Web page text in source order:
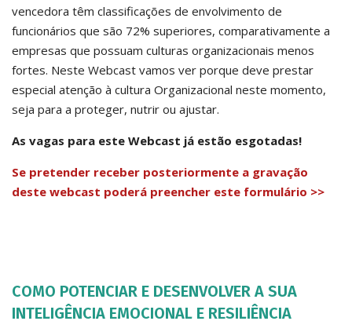
vencedora têm classificações de envolvimento de
funcionários que são 72% superiores, comparativamente a
empresas que possuam culturas organizacionais menos
fortes. Neste Webcast vamos ver porque deve prestar
especial atenção à cultura Organizacional neste momento,
seja para a proteger, nutrir ou ajustar.
As vagas para este Webcast já estão esgotadas!
Se pretender receber posteriormente a gravação
deste webcast poderá preencher este formulário >>
COMO POTENCIAR E DESENVOLVER A SUA
INTELIGÊNCIA EMOCIONAL E RESILIÊNCIA